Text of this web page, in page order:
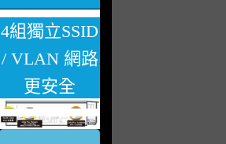
4組獨立SSID
/ VLAN 網路
更安全